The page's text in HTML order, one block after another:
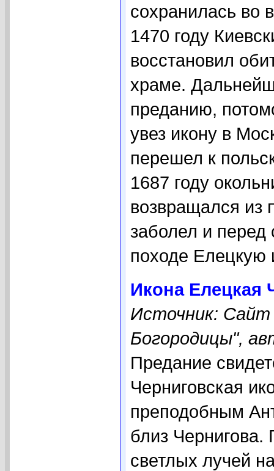
сохранилась во
1470 году
восстановил
храме.
преданию,
увез икону в
перешел к
1687 году
возвращался из
заболел и
походе Елецкую
Икона Елецкая
Источник: Сайт
Богородицы",
Предание
Черниговская
преподобным
близ
светлых лучей